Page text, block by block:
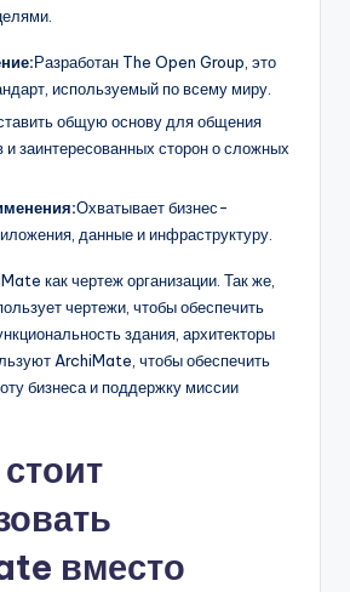
Разработан The Open Group, это
используемый по всему миру.
общую основу для общения
и заинтересованных сторон о сложных
Охватывает бизнес-
данные и инфраструктуру.
как чертеж организации. Так же,
чертежи, чтобы обеспечить
здания, архитекторы
ArchiMate, чтобы обеспечить
бизнеса и поддержку миссии
вместо